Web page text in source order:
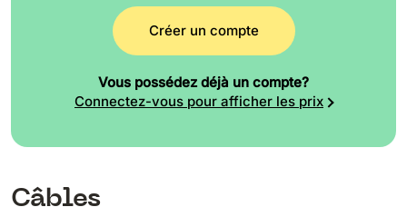
Créer un compte
Vous possédez déjà un compte?
Connectez-vous pour afficher les prix
Câbles